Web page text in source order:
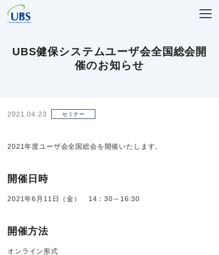
UBS健保システムユーザ会全国総会開
催のお知らせ
2021.04.23 セミナー
2021年度ユーザ会全国総会を開催いたします。
開催日時
2021年6月11日（金） 14：30～16:30
開催方法
オンライン形式